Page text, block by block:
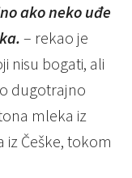
ako neko uđe
– rekao je
nisu bogati, ali
dugotrajno
mleka iz
iz Češke, tokom